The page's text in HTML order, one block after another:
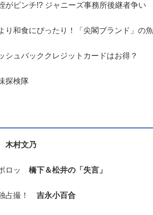
ピンチ!? ジャニーズ事務所後継者争い
和食にぴったり！「尖閣ブランド」の魚
ュバッククレジットカードはお得？
探検隊
木村文乃
ロッ 橋下＆松井の「失言」
占撮！ 吉永小百合